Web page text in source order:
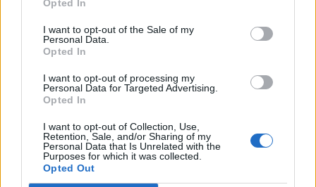
Opted In
I want to opt-out of the Sale of my
Personal Data.
Opted In
I want to opt-out of processing my
Personal Data for Targeted Advertising.
Opted In
I want to opt-out of Collection, Use,
Retention, Sale, and/or Sharing of my
Personal Data that Is Unrelated with the
Purposes for which it was collected.
Opted Out
·Ti stimo·Rispondi
raggiunto "la pace dei sensi " 😁😁😁qui su fbù,ho
una vita fuori e come qui,chi non
apprezza,s'attacca...gli altri me li tengo come buona